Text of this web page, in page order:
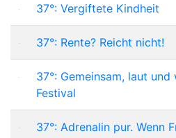
37°: Vergiftete Kindheit
37°: Rente? Reicht nicht!
37°: Gemeinsam, laut
Festival
37°: Adrenalin pur. Wenn